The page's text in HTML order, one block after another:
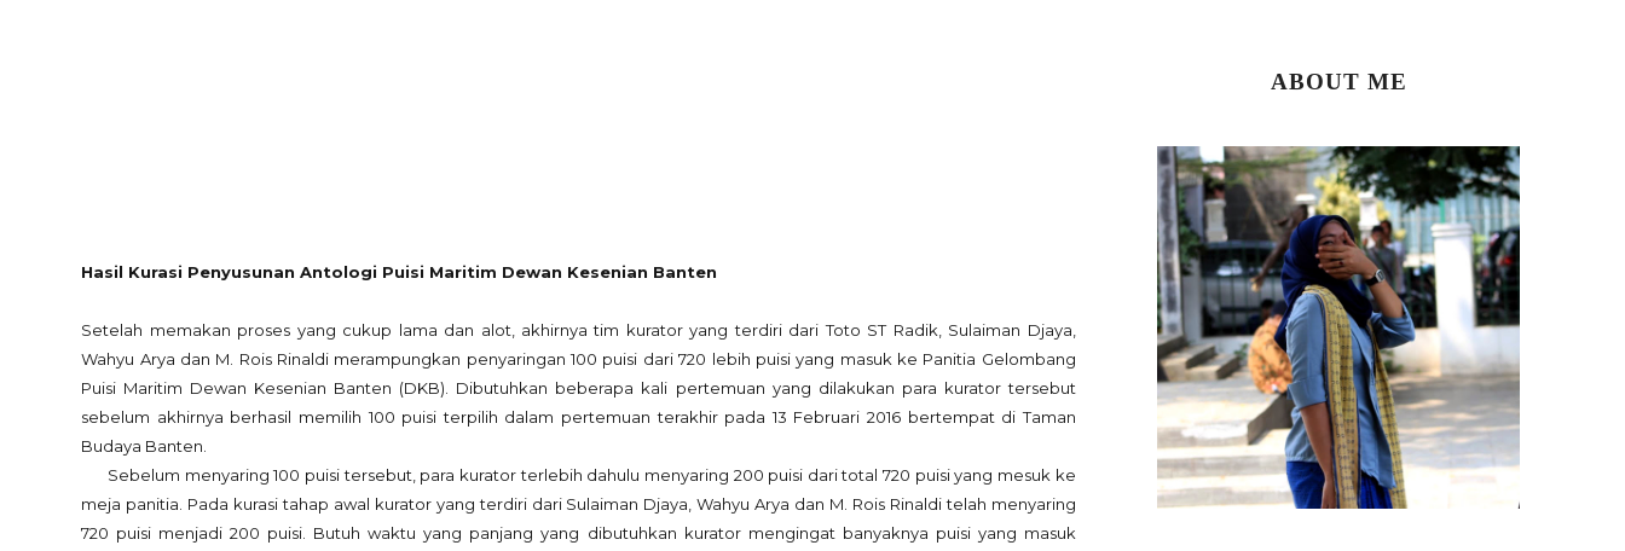
Hasil Kurasi Penyusunan Antologi Puisi Maritim Dewan Kesenian Banten
Setelah memakan proses yang cukup lama dan alot, akhirnya tim kurator yang terdiri dari Toto ST Radik, Sulaiman Djaya,
Wahyu Arya dan M. Rois Rinaldi merampungkan penyaringan 100 puisi dari 720 lebih puisi yang masuk ke Panitia Gelombang
Puisi Maritim Dewan Kesenian Banten (DKB). Dibutuhkan beberapa kali pertemuan yang dilakukan para kurator tersebut
sebelum akhirnya berhasil memilih 100 puisi terpilih dalam pertemuan terakhir pada 13 Februari 2016 bertempat di Taman
Budaya Banten.
Sebelum menyaring 100 puisi tersebut, para kurator terlebih dahulu menyaring 200 puisi dari total 720 puisi yang mesuk ke
meja panitia. Pada kurasi tahap awal kurator yang terdiri dari Sulaiman Djaya, Wahyu Arya dan M. Rois Rinaldi telah menyaring
720 puisi menjadi 200 puisi. Butuh waktu yang panjang yang dibutuhkan kurator mengingat banyaknya puisi yang masuk
ABOUT ME